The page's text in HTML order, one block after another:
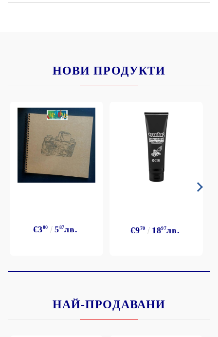
НОВИ ПРОДУКТИ
€300 587лв. €970 1897лв.
НАЙ-ПРОДАВАНИ